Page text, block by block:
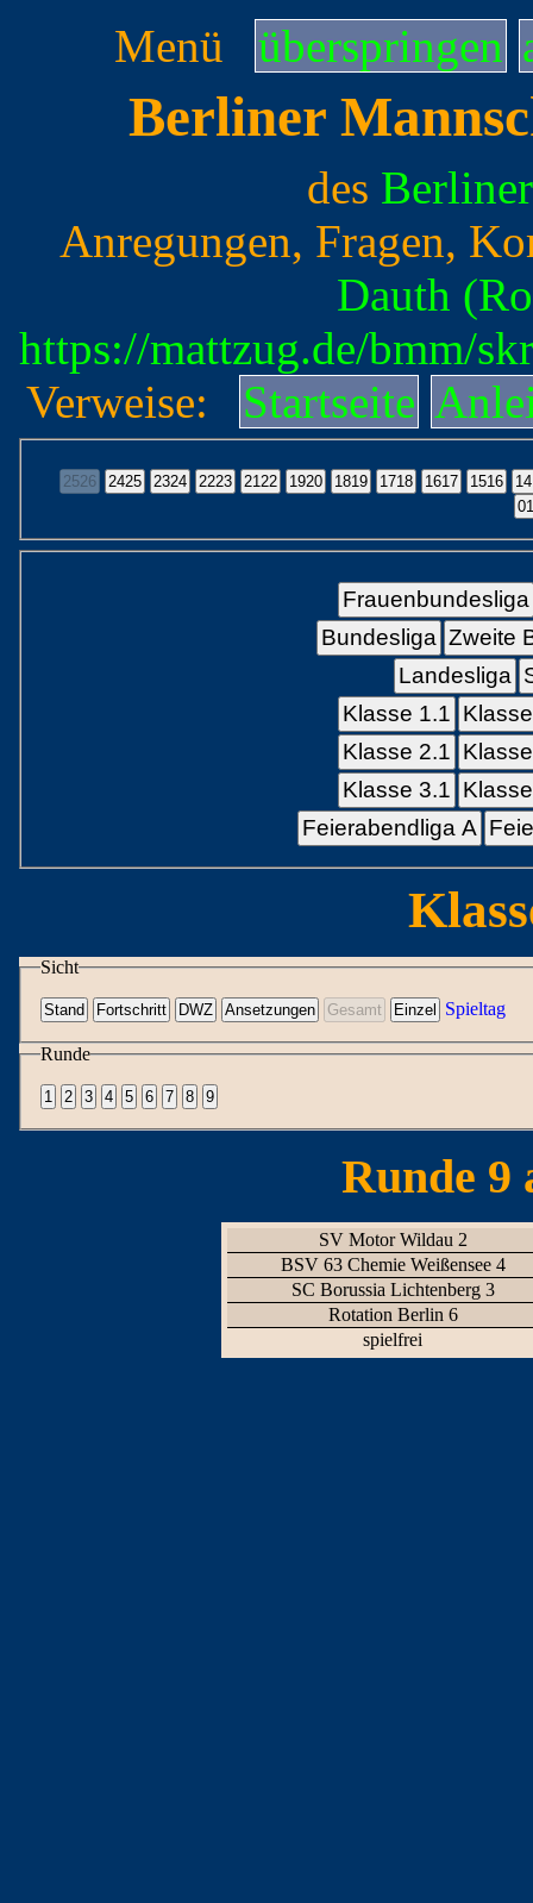
Menü überspringen
Berliner
des
Anregungen, Fragen,
Dauth
https://mattzug.de/bmm/
Verweise:
Startseite
Frauenbundesliga
Bundesliga Zweite
Landesliga
Klasse 1.1
Klasse 2.1
Klasse 3.1
Feierabendliga A
Sicht
Spieltag
Runde
Runde 9
SV Motor Wildau 2
BSV 63 Chemie Weißensee 4
SC Borussia Lichtenberg 3
Rotation Berlin 6
spielfrei